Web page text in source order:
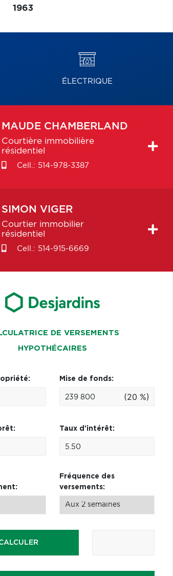
1963
ÉLECTRIQUE
MAUDE CHAMBERLAND
Courtière immobilière
résidentiel
Cell.: 514-978-3387
SIMON VIGER
Courtier immobilier
résidentiel
Cell.: 514-915-6669
DE VERSEMENTS
HYPOTHÉCAIRES
Mise de fonds:
(20 %)
Taux d'intérêt:
Fréquence des
versements: